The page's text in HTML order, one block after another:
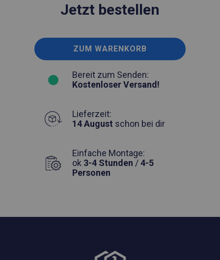
Jetzt bestellen
ZUM WARENKORB
Bereit zum Senden:
Kostenloser Versand!
Lieferzeit:
14 August schon bei dir
Einfache Montage:
ok 3-4 Stunden /4-5
Personen